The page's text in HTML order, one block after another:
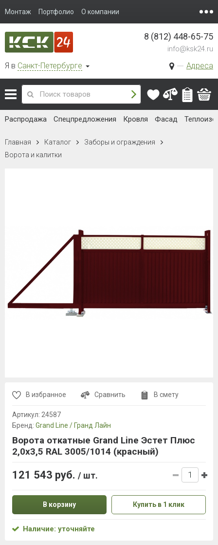
Монтаж Портфолио О компании
Я в Санкт-Петербурге Адреса
8 (812) 448-65-75
info@ksk24.ru
Распродажа Спецпредложения Кровля Фасад
Главная Каталог
Заборы и ограждения
Ворота и калитки
В избранное Сравнить В смету
Артикул: 24587
Бренд: Grand Line / Гранд Лайн
Ворота откатные Grand Line Эстет Плюс
2,0x3,5 RAL 3005/1014 (красный)
121 543 руб. / шт.
В корзину Купить в 1 клик
Наличие: уточняйте